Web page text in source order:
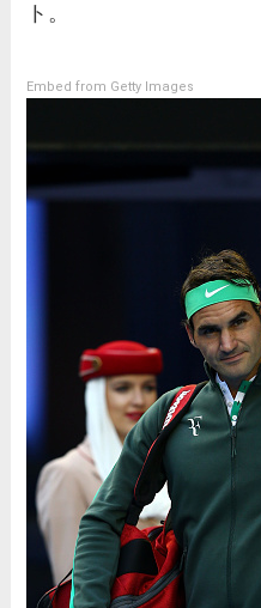
ト。
Embed from Getty Images